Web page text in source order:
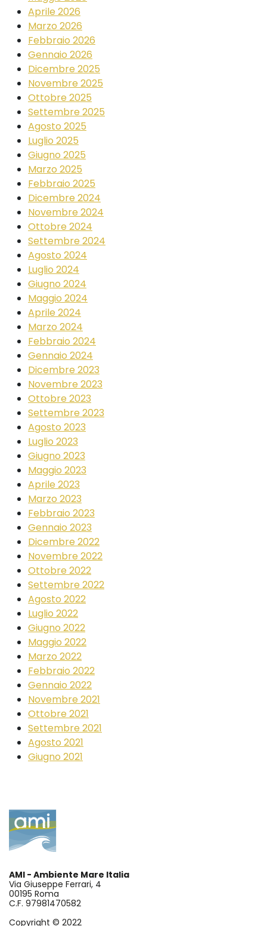
Aprile 2026
Marzo 2026
Febbraio 2026
Gennaio 2026
Dicembre 2025
Novembre 2025
Ottobre 2025
Settembre 2025
Agosto 2025
Luglio 2025
Giugno 2025
Marzo 2025
Febbraio 2025
Dicembre 2024
Novembre 2024
Ottobre 2024
Settembre 2024
Agosto 2024
Luglio 2024
Giugno 2024
Maggio 2024
Aprile 2024
Marzo 2024
Febbraio 2024
Gennaio 2024
Dicembre 2023
Novembre 2023
Ottobre 2023
Settembre 2023
Agosto 2023
Luglio 2023
Giugno 2023
Maggio 2023
Aprile 2023
Marzo 2023
Febbraio 2023
Gennaio 2023
Dicembre 2022
Novembre 2022
Ottobre 2022
Settembre 2022
Agosto 2022
Luglio 2022
Giugno 2022
Maggio 2022
Marzo 2022
Febbraio 2022
Gennaio 2022
Novembre 2021
Ottobre 2021
Settembre 2021
Agosto 2021
Giugno 2021
AMI - Ambiente Mare Italia
Via Giuseppe Ferrari, 4
00195 Roma
C.F. 97981470582
Copyright © 2022